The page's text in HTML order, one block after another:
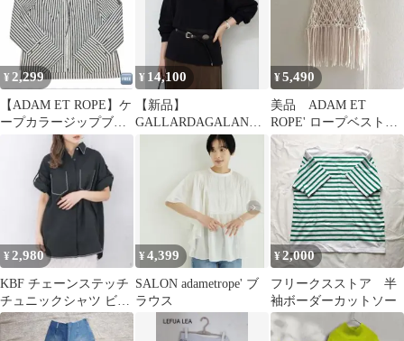
¥ 2,299
【ADAM ET ROPE】ケ
ープカラージップブラ
ウス ストライプ フリー
¥ 14,100
【新品】
GALLARDAGALANTE
：ペーパーヤーンメッ
¥5,490
美品 ADAM ET
ROPE' ロープベスト
オフホワイト
¥2,980
KBF チェーンステッチ
チュニックシャツ ビッ
グサイズ ブラック
¥4,399
SALON adametrope' ブ
ラウス
¥2,000
フリークスストア 半
袖ボーダーカットソー